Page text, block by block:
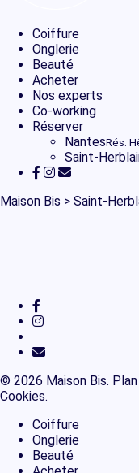
Menu
Coiffure
Onglerie
Beauté
Acheter
Nos experts
Co-working
Réserver
NantesRés.
Saint-
facebook
instagram
messenger
email
Maison Bis > Saint-
facebook
instagram
email
© 2026 Maison Bis.
Cookies.
Close
Menu
Coiffure
Onglerie
Beauté